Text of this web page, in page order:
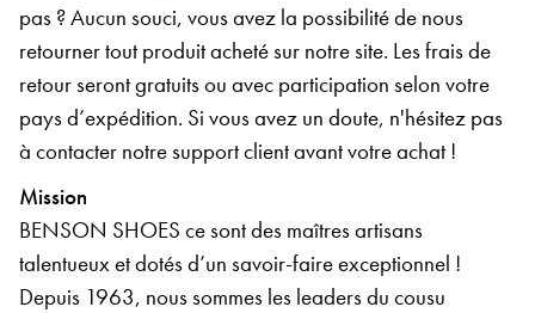
pas ? Aucun souci, vous avez la possibilité de nous
retourner tout produit acheté sur notre site. Les frais de
retour seront gratuits ou avec participation selon votre
pays d’expédition. Si vous avez un doute, n'hésitez pas
à contacter notre support client avant votre achat !
Mission
BENSON SHOES ce sont des maîtres artisans
talentueux et dotés d’un savoir-faire exceptionnel !
Depuis 1963, nous sommes les leaders du cousu